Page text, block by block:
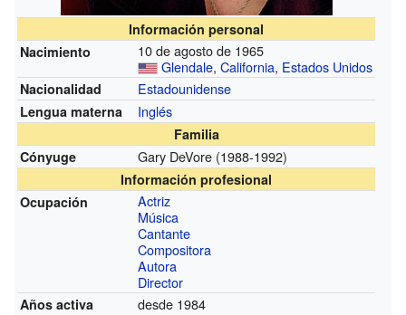
Información personal
Nacimiento
10 de agosto de 1965
Glendale,California, Estados Unidos
Nacionalidad Estadounidense
Lengua materna Inglés
Familia
Cónyuge
Gary DeVore (1988-1992)
Información profesional
Ocupación
Actriz
Música
Cantante
Compositora
Autora
Director
Años activa desde 1984